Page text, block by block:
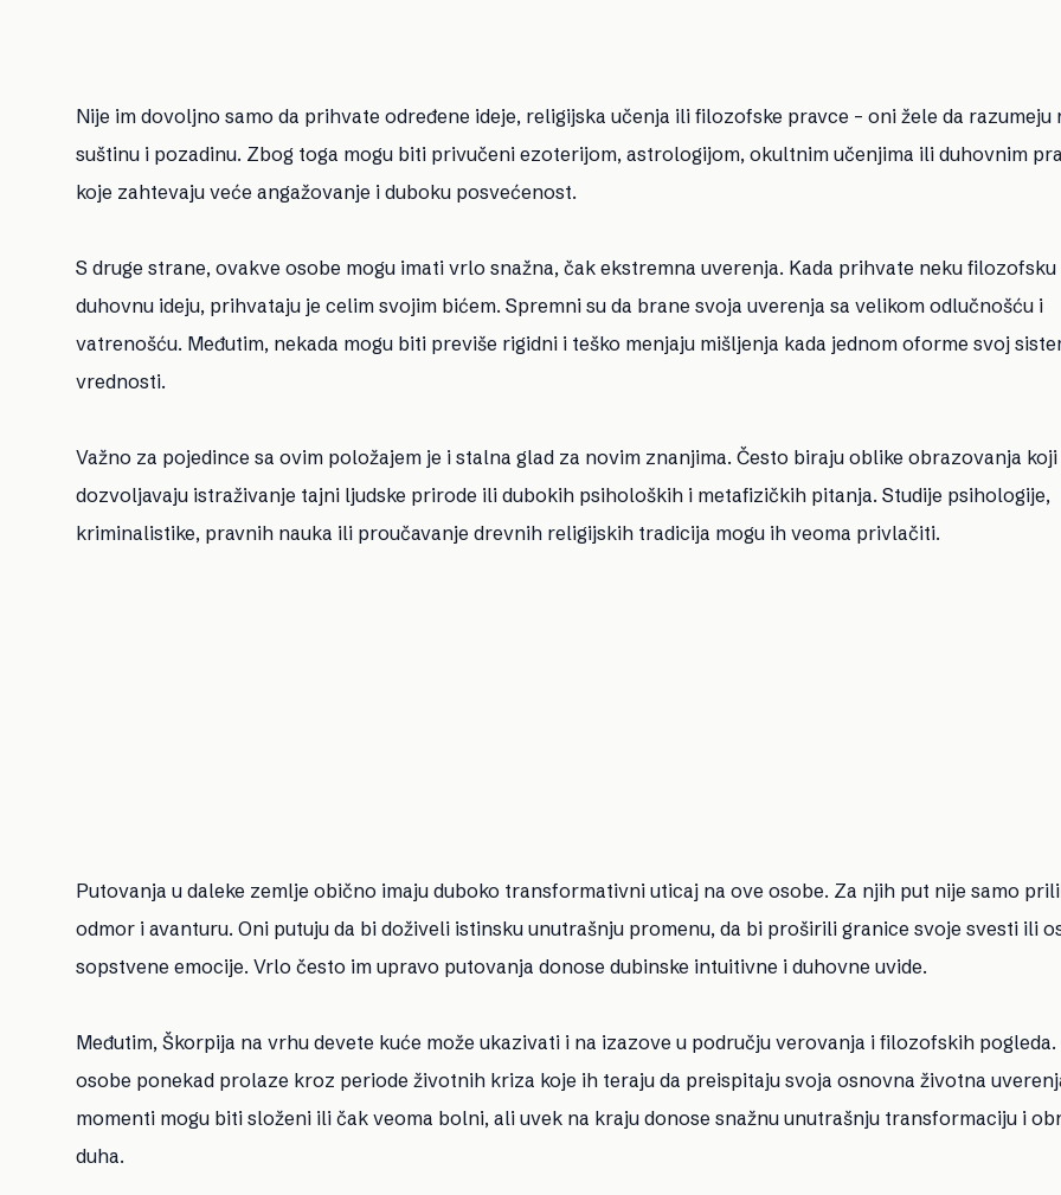
Nije im dovoljno samo da prihvate određene ideje, religijska učenja ili filozofske pravce – oni žele da razumeju
suštinu i pozadinu. Zbog toga mogu biti privučeni ezoterijom, astrologijom, okultnim učenjima ili duhovnim
koje zahtevaju veće angažovanje i duboku posvećenost.
S druge strane, ovakve osobe mogu imati vrlo snažna, čak ekstremna uverenja. Kada prihvate neku
duhovnu ideju, prihvataju je celim svojim bićem. Spremni su da brane svoja uverenja sa velikom odlučnošću i
vatrenošću. Međutim, nekada mogu biti previše rigidni i teško menjaju mišljenja kada jednom oforme svoj
vrednosti.
Važno za pojedince sa ovim položajem je i stalna glad za novim znanjima. Često biraju oblike obrazovanja koji
dozvoljavaju istraživanje tajni ljudske prirode ili dubokih psiholoških i metafizičkih pitanja. Studije psihologije,
kriminalistike, pravnih nauka ili proučavanje drevnih religijskih tradicija mogu ih veoma privlačiti.
Putovanja u daleke zemlje obično imaju duboko transformativni uticaj na ove osobe. Za njih put nije samo
odmor i avanturu. Oni putuju da bi doživeli istinsku unutrašnju promenu, da bi proširili granice svoje svesti ili
sopstvene emocije. Vrlo često im upravo putovanja donose dubinske intuitivne i duhovne uvide.
Međutim, Škorpija na vrhu devete kuće može ukazivati i na izazove u području verovanja i filozofskih pogleda.
osobe ponekad prolaze kroz periode životnih kriza koje ih teraju da preispitaju svoja osnovna životna
momenti mogu biti složeni ili čak veoma bolni, ali uvek na kraju donose snažnu unutrašnju transformaciju i
duha.